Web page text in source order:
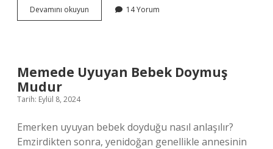
Devamını okuyun Bebeklerde
Hangi
14 Yorum
Memede Uyuyan Bebek Doymuş
Mudur
Tarih: Eylül 8, 2024
Emerken uyuyan bebek doyduğu nasıl anlaşılır?
Emzirdikten sonra, yenidoğan genellikle annesinin